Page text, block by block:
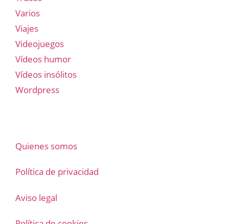
Varios
Viajes
Videojuegos
Vídeos humor
Vídeos insólitos
Wordpress
Quienes somos
Política de privacidad
Aviso legal